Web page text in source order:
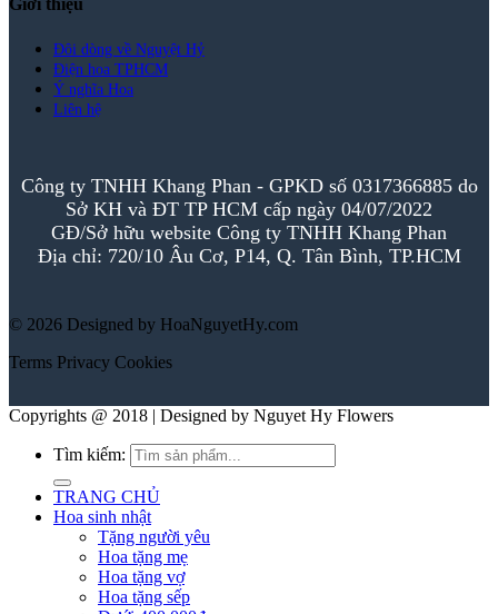
Giới thiệu
Đôi dòng về Nguyệt Hỷ
Điện hoa TPHCM
Ý nghĩa Hoa
Liên hệ
Công ty TNHH Khang Phan - GPKD số 0317366885 do
Sở KH và ĐT TP HCM cấp ngày 04/07/2022
GĐ/Sở hữu website Công ty TNHH Khang Phan
Địa chỉ: 720/10 Âu Cơ, P14, Q. Tân Bình, TP.HCM
© 2026 Designed by HoaNguyetHy.com
Terms Privacy Cookies
Copyrights @ 2018 | Designed by Nguyet Hy Flowers
Tìm kiếm:
TRANG CHỦ
Hoa sinh nhật
Tặng người yêu
Hoa tặng mẹ
Hoa tặng vợ
Hoa tặng sếp